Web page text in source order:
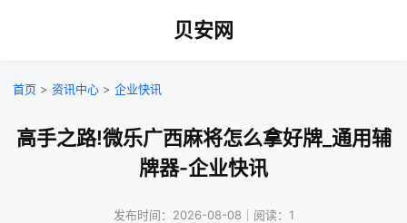
贝安网
首页 > 资讯中心 > 企业快讯
高手之路!微乐广西麻将怎么拿好牌_通用辅
牌器-企业快讯
发布时间：2026-08-08｜阅读：1